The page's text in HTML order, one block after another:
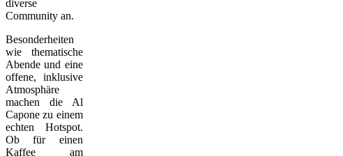
diverse
Community an.
Besonderheiten
wie thematische
Abende und eine
offene, inklusive
Atmosphäre
machen die Al
Capone zu einem
echten Hotspot.
Ob für einen
Kaffee am